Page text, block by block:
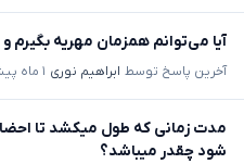
آیا می‌توانم همزمان مهریه بگیرم
آخرین پاسخ توسط ابراهیم نوری ۱ ماه پیش
مدت زمانی که طول میکشد تا
شود چقدر میباشد؟